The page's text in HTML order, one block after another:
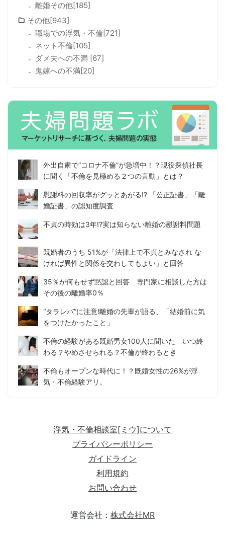
離婚その他[185]
その他[943]
職場での浮気・不倫[721]
ネット不倫[105]
ダメ夫への不満 [67]
鬼嫁への不満[20]
外出自粛で“コロナ不倫”が急増中！？現役探偵社長
に聞く「不倫を見極める２つの言動」とは？
慰謝料の回収率がグッとあがる!? 「公正証書」「離
婚証書」の認知度調査
不貞の時効は3年!?実は知らない離婚の慰謝料問題
既婚者のうち 51%が「法律上で不貞とみなされ な
ければ異性と関係を交わしてもよい」と回答
35％が何もせず黙認と回答 専門家に相談した方は
その後の離婚率0％
“タラレバ”に注意!離婚の先輩が語る、「結婚前に気
をつけたかったこと」
不倫の経験がある既婚男女100人に聞いた いつ終
わる？やめさせられる？不倫が終わるとき
不倫もオープンな時代に！？既婚女性の26%が浮
気・不倫経験アリ。
浮気・不倫相談室[ミウ]について
プライバシーポリシー
ガイドライン
利用規約
お問い合わせ
運営会社： 株式会社MR